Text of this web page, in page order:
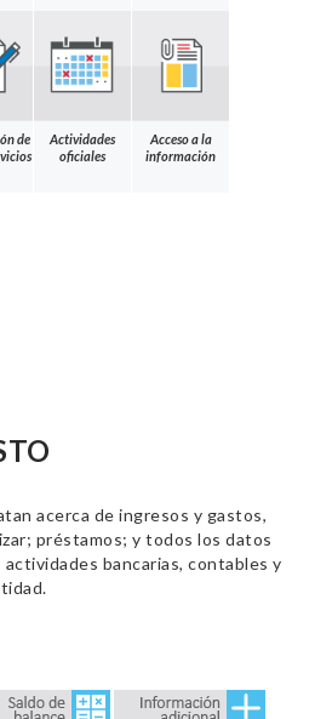
de
Actividades
oficiales
Acceso a la
información
acerca de ingresos y gastos,
préstamos; y todos los datos
bancarias, contables y